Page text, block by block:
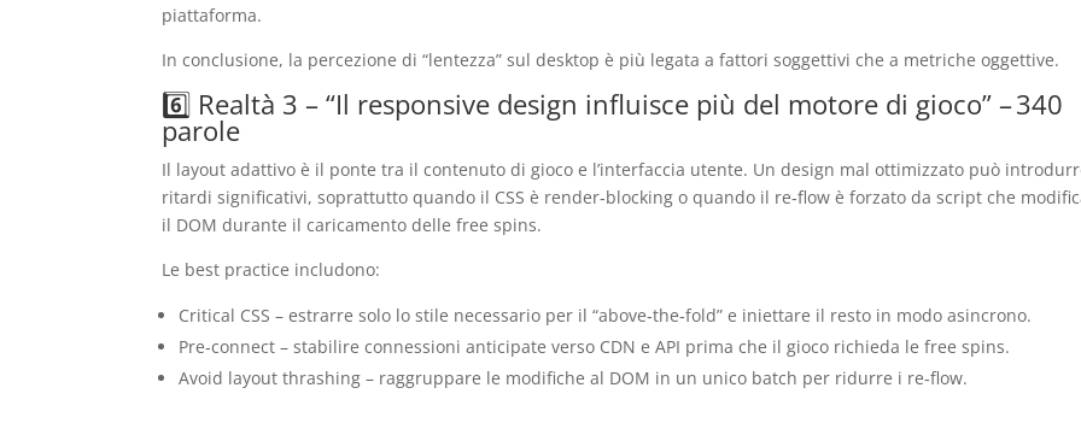
piattaforma.
In conclusione, la percezione di “lentezza” sul desktop è più legata a fattori soggettivi che a metriche oggettive.
6️⃣ Realtà 3 – “Il responsive design influisce più del motore di gioco” – 340
parole
Il layout adattivo è il ponte tra il contenuto di gioco e l’interfaccia utente. Un design mal ottimizzato può
ritardi significativi, soprattutto quando il CSS è render‑blocking o quando il re‑flow è forzato da script che
il DOM durante il caricamento delle free spins.
Le best practice includono:
Critical CSS – estrarre solo lo stile necessario per il “above‑the‑fold” e iniettare il resto in modo asincrono.
Pre‑connect – stabilire connessioni anticipate verso CDN e API prima che il gioco richieda le free spins.
Avoid layout thrashing – raggruppare le modifiche al DOM in un unico batch per ridurre i re‑flow.